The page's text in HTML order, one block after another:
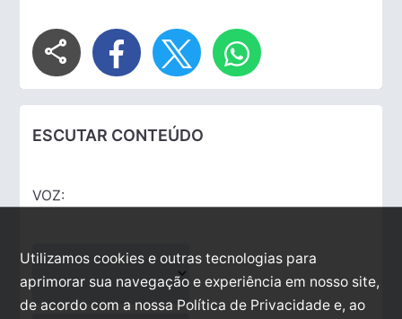
share
ESCUTAR CONTEÚDO
VOZ:
Utilizamos cookies e outras tecnologias para
aprimorar sua navegação e experiência em nosso site,
de acordo com a nossa Política de Privacidade e, ao